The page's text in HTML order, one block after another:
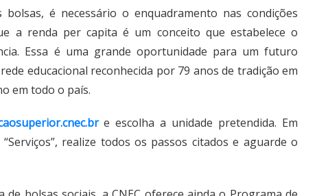
é necessário o enquadramento nas condições
a renda per capita é um conceito que estabelece o
Essa é uma grande oportunidade para um futuro
educacional reconhecida por 79 anos de tradição em
em todo o país.
e escolha a unidade pretendida. Em
realize todos os passos citados e aguarde o